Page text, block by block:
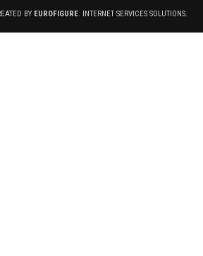
BY EUROFIGURE . INTERNET SERVICES SOLUTIONS.